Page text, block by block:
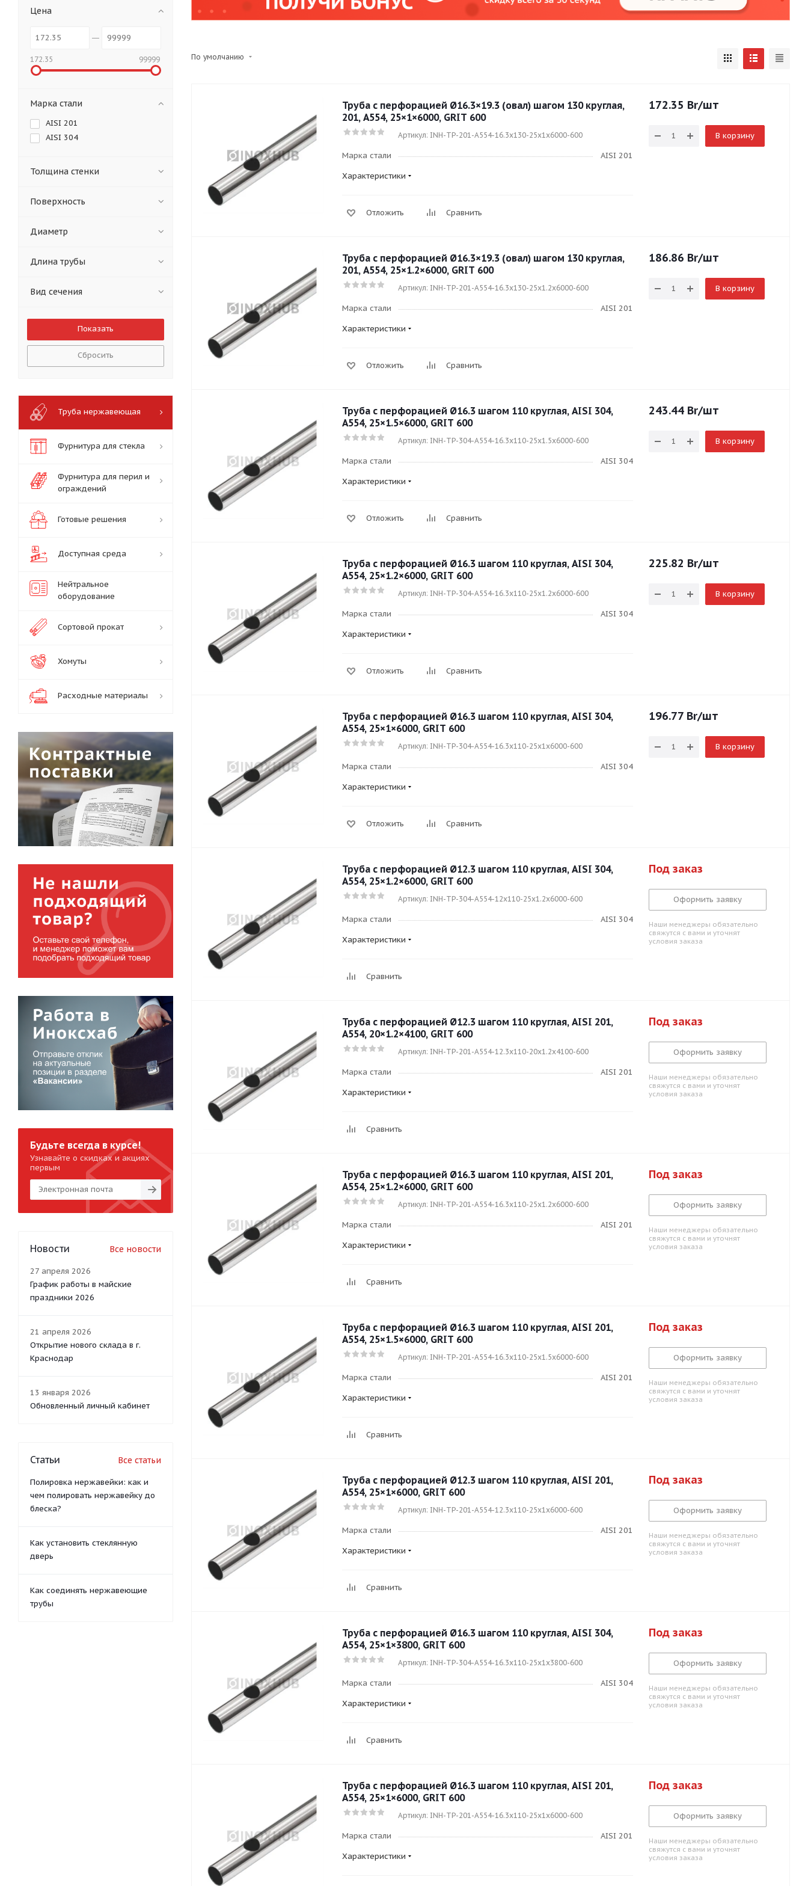
По умолчанию
Труба с перфорацией Ø16.3×19.3 (овал) шагом 130 круглая,
201, A554, 25×1×6000, GRIT 600
Артикул: INH-TP-201-A554-16.3x130-25x1x6000-600
Марка стали
AISI 201
Характеристики
Отложить Сравнить
172.35 Br/шт
В корзину
Труба с перфорацией Ø16.3×19.3 (овал) шагом 130 круглая,
201, A554, 25×1.2×6000, GRIT 600
Артикул: INH-TP-201-A554-16.3x130-25x1.2x6000-600
Марка стали
AISI 201
Характеристики
Отложить Сравнить
186.86 Br/шт
В корзину
Труба с перфорацией Ø16.3 шагом 110 круглая, AISI 304,
A554, 25×1.5×6000, GRIT 600
Артикул: INH-TP-304-A554-16.3x110-25x1.5x6000-600
Марка стали
AISI 304
Характеристики
Отложить Сравнить
243.44 Br/шт
В корзину
Труба с перфорацией Ø16.3 шагом 110 круглая, AISI 304,
A554, 25×1.2×6000, GRIT 600
Артикул: INH-TP-304-A554-16.3x110-25x1.2x6000-600
Марка стали
AISI 304
Характеристики
Отложить Сравнить
225.82 Br/шт
В корзину
Труба с перфорацией Ø16.3 шагом 110 круглая, AISI 304,
A554, 25×1×6000, GRIT 600
Артикул: INH-TP-304-A554-16.3x110-25x1x6000-600
Марка стали
AISI 304
Характеристики
Отложить Сравнить
196.77 Br/шт
В корзину
Труба с перфорацией Ø12.3 шагом 110 круглая, AISI 304,
A554, 25×1.2×6000, GRIT 600
Артикул: INH-TP-304-A554-12x110-25x1.2x6000-600
Марка стали
AISI 304
Характеристики
Сравнить
Под заказ
Оформить заявку
Наши менеджеры обязательно
свяжутся с вами и уточнят
условия заказа
Труба с перфорацией Ø12.3 шагом 110 круглая, AISI 201,
A554, 20×1.2×4100, GRIT 600
Артикул: INH-TP-201-A554-12.3x110-20x1.2x4100-600
Марка стали
AISI 201
Характеристики
Сравнить
Под заказ
Оформить заявку
Наши менеджеры обязательно
свяжутся с вами и уточнят
условия заказа
Труба с перфорацией Ø16.3 шагом 110 круглая, AISI 201,
A554, 25×1.2×6000, GRIT 600
Артикул: INH-TP-201-A554-16.3x110-25x1.2x6000-600
Марка стали
AISI 201
Характеристики
Сравнить
Под заказ
Оформить заявку
Наши менеджеры обязательно
свяжутся с вами и уточнят
условия заказа
Труба с перфорацией Ø16.3 шагом 110 круглая, AISI 201,
A554, 25×1.5×6000, GRIT 600
Артикул: INH-TP-201-A554-16.3x110-25x1.5x6000-600
Марка стали
AISI 201
Характеристики
Сравнить
Под заказ
Оформить заявку
Наши менеджеры обязательно
свяжутся с вами и уточнят
условия заказа
Труба с перфорацией Ø12.3 шагом 110 круглая, AISI 201,
A554, 25×1×6000, GRIT 600
Артикул: INH-TP-201-A554-12.3x110-25x1x6000-600
Марка стали
AISI 201
Характеристики
Сравнить
Под заказ
Оформить заявку
Наши менеджеры обязательно
свяжутся с вами и уточнят
условия заказа
Труба с перфорацией Ø16.3 шагом 110 круглая, AISI 304,
A554, 25×1×3800, GRIT 600
Артикул: INH-TP-304-A554-16.3x110-25x1x3800-600
Марка стали
AISI 304
Характеристики
Сравнить
Под заказ
Оформить заявку
Наши менеджеры обязательно
свяжутся с вами и уточнят
условия заказа
Труба с перфорацией Ø16.3 шагом 110 круглая, AISI 201,
A554, 25×1×6000, GRIT 600
Артикул: INH-TP-201-A554-16.3x110-25x1x6000-600
Марка стали
AISI 201
Характеристики
Под заказ
Оформить заявку
Наши менеджеры обязательно
свяжутся с вами и уточнят
условия заказа
Цена
172.35 99999
Марка стали
AISI 201
AISI 304
Толщина стенки
Поверхность
Диаметр
Длина трубы
Вид сечения
Сбросить
Труба нержавеющая
Фурнитура для стекла
Фурнитура для перил и
ограждений
Готовые решения
Доступная среда
Нейтральное
оборудование
Сортовой прокат
Хомуты
Расходные материалы
Будьте всегда в курсе!
Узнавайте о скидках и акциях
первым
Новости Все новости
27 апреля 2026
График работы в майские
праздники 2026
21 апреля 2026
Открытие нового склада в г.
Краснодар
13 января 2026
Обновленный личный кабинет
Статьи Все статьи
Полировка нержавейки: как и
чем полировать нержавейку до
блеска?
Как установить стеклянную
дверь
Как соединять нержавеющие
трубы